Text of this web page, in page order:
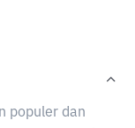
populer dan